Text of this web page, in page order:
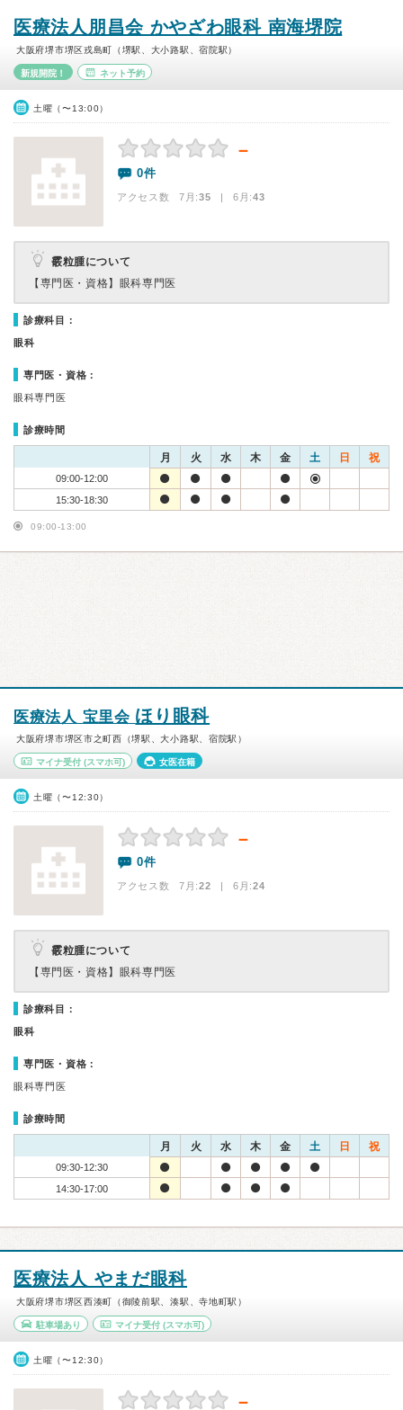
医療法人朋昌会 かやざわ眼科 南海堺院
大阪府堺市堺区戎島町（堺駅、大小路駅、宿院駅）
新規開院！ ネット予約
土曜（〜13:00）
－
0件
アクセス数 7月:35 | 6月:43
霰粒腫について
【専門医・資格】 眼科専門医
診療科目：
眼科
専門医・資格：
眼科専門医
診療時間
月 火 水 木 金 土 日 祝
09:00-12:00
15:30-18:30
09:00-13:00
医療法人 宝里会 ほり眼科
大阪府堺市堺区市之町西（堺駅、大小路駅、宿院駅）
マイナ受付 (スマホ可) 女医在籍
土曜（〜12:30）
－
0件
アクセス数 7月:22 | 6月:24
霰粒腫について
【専門医・資格】 眼科専門医
診療科目：
眼科
専門医・資格：
眼科専門医
診療時間
月 火 水 木 金 土 日 祝
09:30-12:30
14:30-17:00
医療法人 やまだ眼科
大阪府堺市堺区西湊町（御陵前駅、湊駅、寺地町駅）
駐車場あり マイナ受付(スマホ可)
土曜（〜12:30）
－